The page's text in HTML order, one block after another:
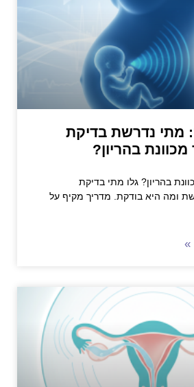
מתי נדרשת בדיקת
בהריון?
בהריון? גלו מתי בדיקת
ומה היא בודקת. מדריך מקיף על
»